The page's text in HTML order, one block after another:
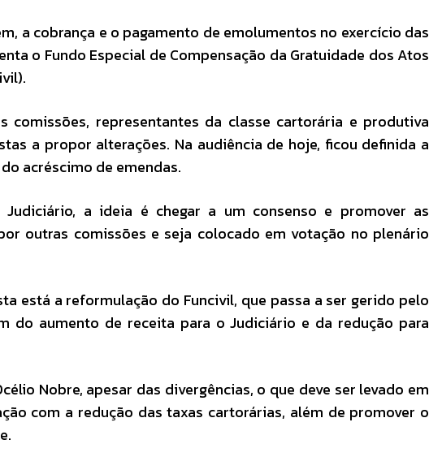
a cobrança e o pagamento de emolumentos no exercício das
o Fundo Especial de Compensação da Gratuidade dos Atos
comissões, representantes da classe cartorária e produtiva
a propor alterações. Na audiência de hoje, ficou definida a
acréscimo de emendas.
a ideia é chegar a um consenso e promover as
outras comissões e seja colocado em votação no plenário
está a reformulação do Funcivil, que passa a ser gerido pelo
do aumento de receita para o Judiciário e da redução para
Nobre, apesar das divergências, o que deve ser levado em
com a redução das taxas cartorárias, além de promover o